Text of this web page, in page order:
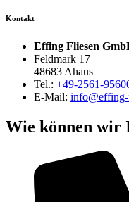
Kontakt
Effing Fliesen
Feldmark 17
48683 Ahaus
Tel.: +49-2561-
E-Mail:
Wie können wir